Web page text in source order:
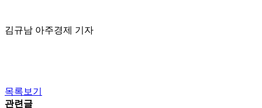
김규남 아주경제 기자
목록보기
관련글